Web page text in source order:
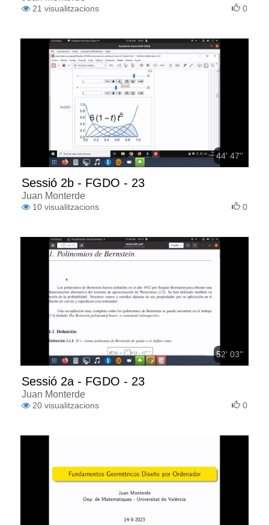
21 visualitzacions 0
44' 47''
Sessió 2b - FGDO - 23
Juan Monterde
10 visualitzacions 0
52' 03''
Sessió 2a - FGDO - 23
Juan Monterde
20 visualitzacions 0